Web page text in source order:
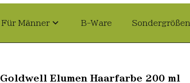
Für Männer B-Ware Sondergrößen
Goldwell Elumen Haarfarbe 200 ml